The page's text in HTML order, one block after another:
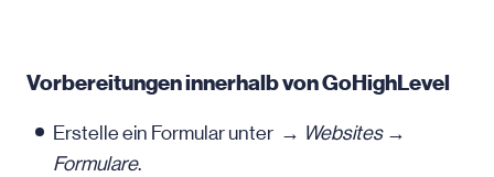
Vorbereitungen innerhalb von GoHighLevel
Erstelle ein Formular unter → Websites→
Formulare.